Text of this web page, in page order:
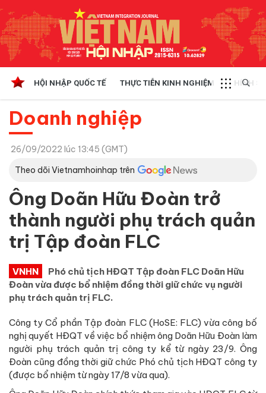
HỘI NHẬP QUỐC TẾ THỰC TIỄN KINH NGHIỆM CHÍNH
Doanh nghiệp
26/09/2022 lúc 13:45 (GMT)
Theo dõi Vietnamhoinhap trên
Ông Doãn Hữu Đoàn trở
thành người phụ trách quản
trị Tập đoàn FLC
VNHN
Phó chủ tịch HĐQT Tập đoàn FLC Doãn Hữu
Đoàn vừa được bổ nhiệm đồng thời giữ chức vụ người
phụ trách quản trị FLC.
Công ty Cổ phần Tập đoàn FLC (HoSE: FLC) vừa công bố
nghị quyết HĐQT về việc bổ nhiệm ông Doãn Hữu Đoàn làm
người phụ trách quản trị công ty kể từ ngày 23/9. Ông
Đoàn cũng đồng thời giữ chức Phó chủ tịch HĐQT công ty
(được bổ nhiệm từ ngày 17/8 vừa qua).